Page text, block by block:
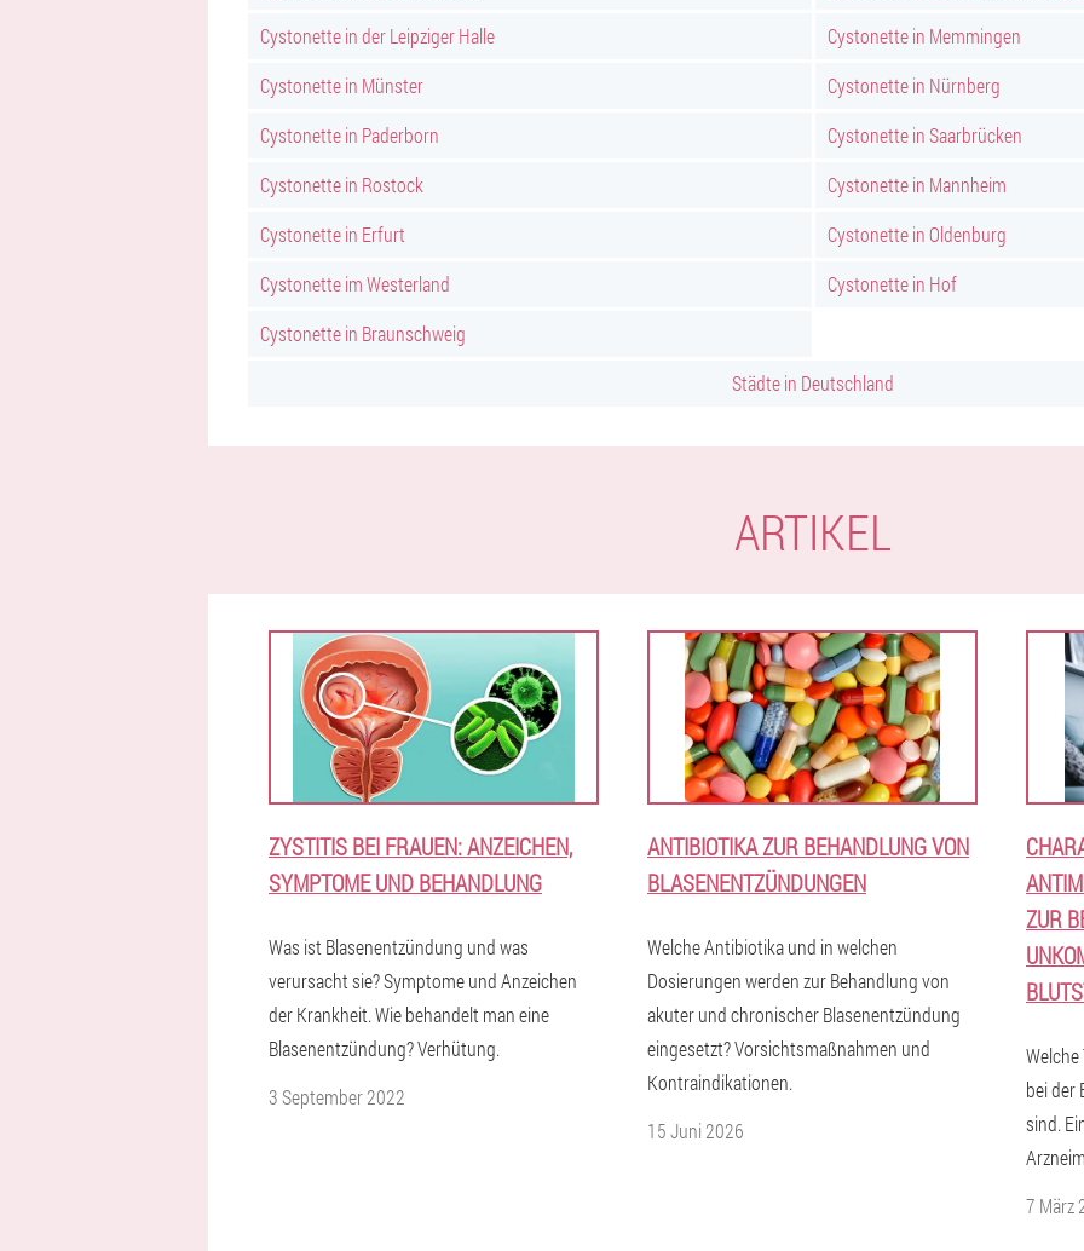
Cystonette in der Leipziger Halle
Cystonette in Memmingen
Cystonette in Münster
Cystonette in Nürnberg
Cystonette in Paderborn
Cystonette in Saarbrücken
Cystonette in Rostock
Cystonette in Mannheim
Cystonette in Erfurt
Cystonette in Oldenburg
Cystonette im Westerland
Cystonette in Hof
Cystonette in Braunschweig
Städte in Deutschland
ARTIKEL
ZYSTITIS BEI FRAUEN: ANZEICHEN,
SYMPTOME UND BEHANDLUNG
Was ist Blasenentzündung und was
verursacht sie? Symptome und Anzeichen
der Krankheit. Wie behandelt man eine
Blasenentzündung? Verhütung.
3 September 2022
ANTIBIOTIKA ZUR BEHANDLUNG VON
BLASENENTZÜNDUNGEN
Welche Antibiotika und in welchen
Dosierungen werden zur Behandlung von
akuter und chronischer Blasenentzündung
eingesetzt? Vorsichtsmaßnahmen und
Kontraindikationen.
15 Juni 2026
ZUR
bei der
sind.
7 März